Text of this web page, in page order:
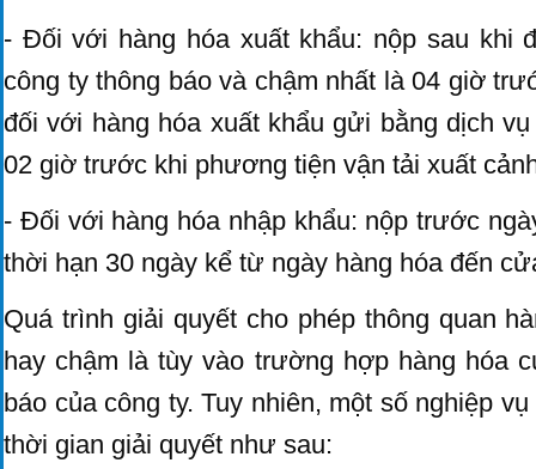
- Đối với hàng hóa xuất khẩu: nộp sau khi
công ty thông báo và chậm nhất là 04 giờ
đối với hàng hóa xuất khẩu gửi bằng dịch
02 giờ trước khi phương tiện vận tải xuất
- Đối với hàng hóa nhập khẩu: nộp trước
thời hạn 30 ngày kể từ ngày hàng hóa đến
Quá trình giải quyết cho phép thông quan
hay chậm là tùy vào trường hợp hàng hóa
báo của công ty. Tuy nhiên, một số nghiệp
thời gian giải quyết như sau: